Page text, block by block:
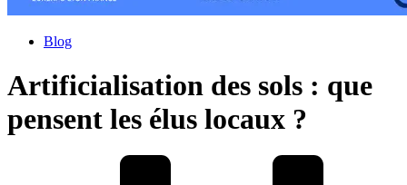
Blog
Artificialisation des sols : que
pensent les élus locaux ?